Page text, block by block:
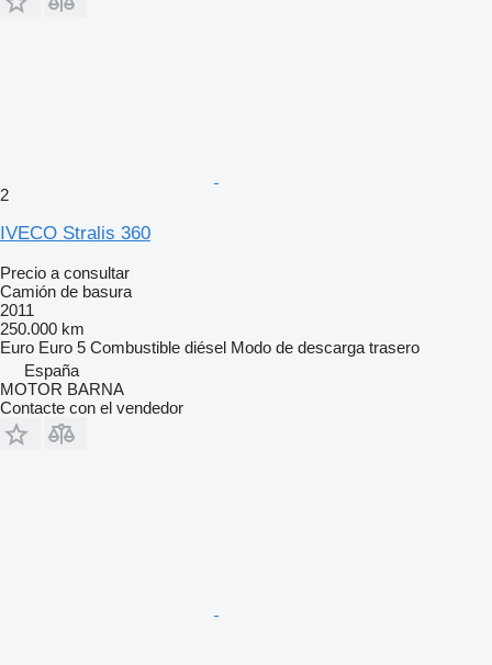
2
IVECO Stralis 360
Precio a consultar
Camión de basura
2011
250.000 km
Euro Euro 5 Combustible diésel Modo de descarga trasero
España
MOTOR BARNA
Contacte con el vendedor